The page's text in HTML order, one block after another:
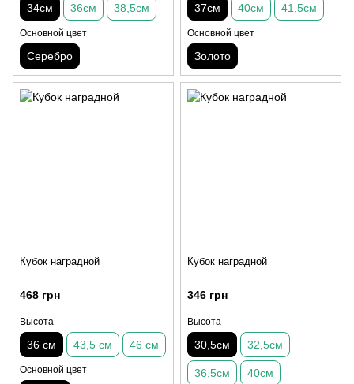
34см 36см 38,5см
Основной цвет
Серебро
37см 40см 41,5см
Основной цвет
Золото
Кубок наградной
468 грн
Высота
36 см 43,5 см 46 см
Основной цвет
Кубок наградной
346 грн
Высота
30,5см 32,5см
36,5см 40см